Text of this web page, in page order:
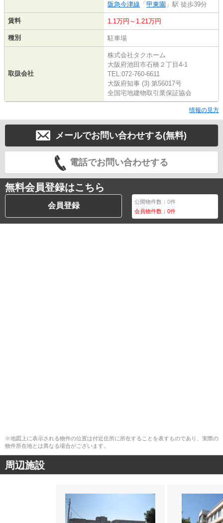
阪急今津線 「 甲東園 」駅 徒歩39分
賃料 1.1万円～1.21万円
種別 駐車場
取扱会社
株式会社タクホーム
大阪府池田市石橋２丁目4-1
TEL:072-760-6611
大阪府知事 (3) 第56017号
全国宅地建物取引業保証協会
情報の見方
メールでお問い合わせする(無料)
電話でお問い合わせする
無料会員登録はこちら
会員登録 公開物件数：0件
会員物件数：0件
※地図上に表示される物件の位置は付近住所に所在することを表すものであり、実際の
物件所在地とは異なる場合がございます。
周辺施設